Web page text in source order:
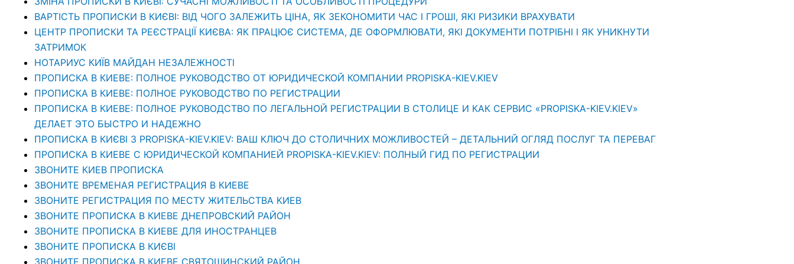
ВАРТІСТЬ ПРОПИСКИ В КИЄВІ: ВІД ЧОГО ЗАЛЕЖИТЬ ЦІНА, ЯК ЗЕКОНОМИТИ ЧАС І ГРОШІ, ЯКІ РИЗИКИ ВРАХУВАТИ
ЦЕНТР ПРОПИСКИ ТА РЕЄСТРАЦІЇ КИЄВА: ЯК ПРАЦЮЄ СИСТЕМА, ДЕ ОФОРМЛЮВАТИ, ЯКІ ДОКУМЕНТИ ПОТРІБНІ І ЯК УНИКНУТИ
ЗАТРИМОК
НОТАРИУС КИЇВ МАЙДАН НЕЗАЛЕЖНОСТІ
ПРОПИСКА В КИЕВЕ: ПОЛНОЕ РУКОВОДСТВО ОТ ЮРИДИЧЕСКОЙ КОМПАНИИ PROPISKA-KIEV.KIEV
ПРОПИСКА В КИЕВЕ: ПОЛНОЕ РУКОВОДСТВО ПО РЕГИСТРАЦИИ
ПРОПИСКА В КИЕВЕ: ПОЛНОЕ РУКОВОДСТВО ПО ЛЕГАЛЬНОЙ РЕГИСТРАЦИИ В СТОЛИЦЕ И КАК СЕРВИС «PROPISKA-KIEV.KIEV»
ДЕЛАЕТ ЭТО БЫСТРО И НАДЕЖНО
ПРОПИСКА В КИЄВІ З PROPISKA-KIEV.KIEV: ВАШ КЛЮЧ ДО СТОЛИЧНИХ МОЖЛИВОСТЕЙ – ДЕТАЛЬНИЙ ОГЛЯД ПОСЛУГ ТА ПЕРЕВАГ
ПРОПИСКА В КИЕВЕ С ЮРИДИЧЕСКОЙ КОМПАНИЕЙ PROPISKA-KIEV.KIEV: ПОЛНЫЙ ГИД ПО РЕГИСТРАЦИИ
ЗВОНИТЕ КИЕВ ПРОПИСКА
ЗВОНИТЕ ВРЕМЕНАЯ РЕГИСТРАЦИЯ В КИЕВЕ
ЗВОНИТЕ РЕГИСТРАЦИЯ ПО МЕСТУ ЖИТЕЛЬСТВА КИЕВ
ЗВОНИТЕ ПРОПИСКА В КИЕВЕ ДНЕПРОВСКИЙ РАЙОН
ЗВОНИТЕ ПРОПИСКА В КИЕВЕ ДЛЯ ИНОСТРАНЦЕВ
ЗВОНИТЕ ПРОПИСКА В КИЄВІ